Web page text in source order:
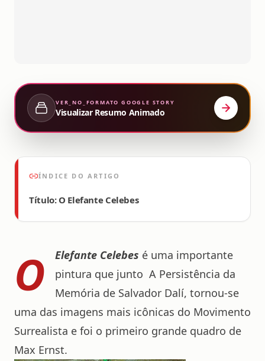
VER_NO_FORMATO GOOGLE STORY
Visualizar Resumo Animado
ÍNDICE DO ARTIGO
Título: O Elefante Celebes
O Elefante Celebes é uma importante
pintura que junto A Persistência da
Memória de Salvador Dalí, tornou-se
uma das imagens mais icônicas do Movimento
Surrealista e foi o primeiro grande quadro de
Max Ernst.